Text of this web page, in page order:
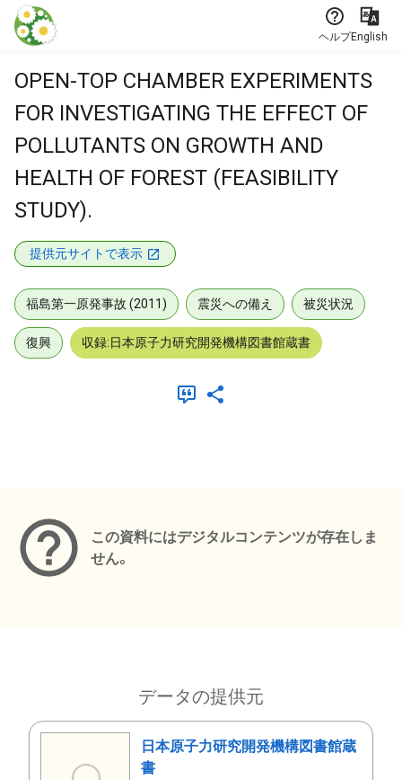
本文に飛ぶ
ヘルプEnglish
OPEN-TOP CHAMBER EXPERIMENTS
FOR INVESTIGATING THE EFFECT OF
POLLUTANTS ON GROWTH AND
HEALTH OF FOREST (FEASIBILITY
STUDY).
提供元サイトで表示
福島第一原発事故 (2011) 震災への備え 被災状況
復興 収録:日本原子力研究開発機構図書館蔵書
この資料にはデジタルコンテンツが存在しま
せん。
データの提供元
日本原子力研究開発機構図書館蔵
書